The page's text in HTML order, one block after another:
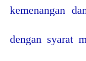
kemenangan
dengan syarat